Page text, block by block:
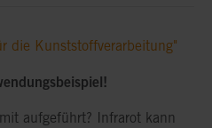
die Kunststoffverarbeitung"
aufgeführt? Infrarot kann